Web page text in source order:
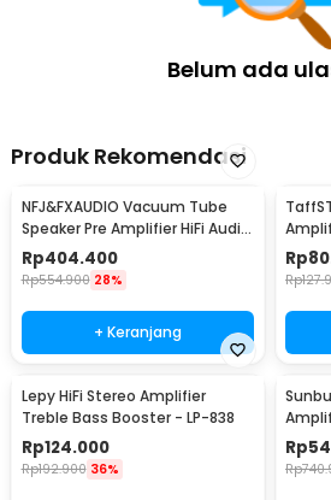
Belum ada
Produk Rekomendasi
NFJ&FXAUDIO Vacuum Tube
Speaker Pre Amplifier HiFi Audio
12V Low Noise - TUBE-03
Rp404.400
Rp554.900 28%
+ Keranjang
Rp
Rp
Lepy HiFi Stereo Amplifier
Treble Bass Booster - LP-838
Rp124.000
Rp192.900 36%
FM -
Rp
Rp